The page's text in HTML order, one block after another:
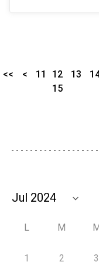
<< < 11 12 13
15
L M
1 2 3